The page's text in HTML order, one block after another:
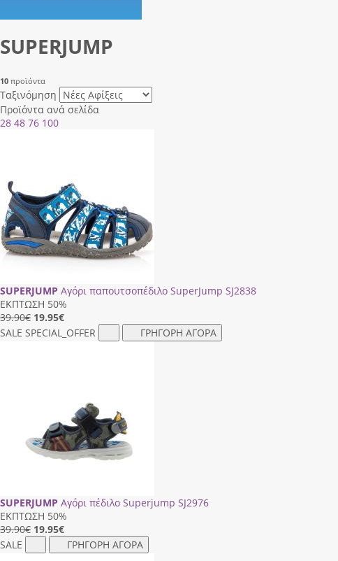
SUPERJUMP
10 προϊόντα
Ταξινόμηση
Προϊόντα ανά σελίδα
28 48 76 100
SUPERJUMP Αγόρι παπουτσοπέδιλο SuperJump SJ2838
ΕΚΠΤΩΣΗ 50%
39.90€ 19.95€
SALE SPECIAL_OFFER ΓΡΗΓΟΡΗ ΑΓΟΡΑ
SUPERJUMP Αγόρι πέδιλο Superjump SJ2976
ΕΚΠΤΩΣΗ 50%
39.90€ 19.95€
SALE
ΓΡΗΓΟΡΗ ΑΓΟΡΑ